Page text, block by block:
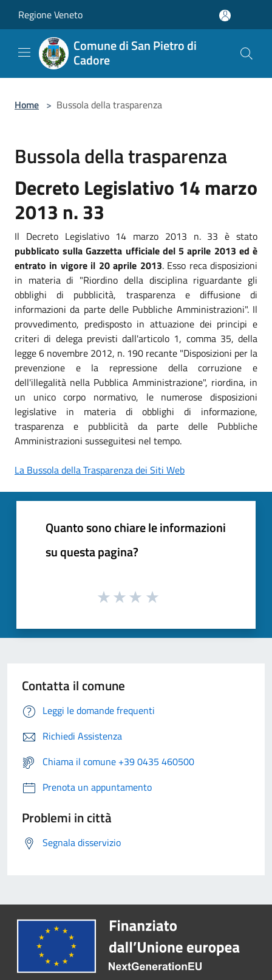
Regione Veneto
Comune di San Pietro di
Cadore
Home > Bussola della trasparenza
Bussola della trasparenza
Decreto Legislativo 14 marzo
2013 n. 33
Il Decreto Legislativo 14 marzo 2013 n. 33 è stato
pubblicato sulla Gazzetta ufficiale del 5 aprile 2013 ed è
entrato in vigore il 20 aprile 2013. Esso reca disposizioni
in materia di "Riordino della disciplina riguardante gli
obblighi di pubblicità, trasparenza e diffusione di
informazioni da parte delle Pubbliche Amministrazioni". Il
provvedimento, predisposto in attuazione dei principi e
criteri di delega previsti dall'articolo 1, comma 35, della
legge 6 novembre 2012, n. 190 recante "Disposizioni per la
prevenzione e la repressione della corruzione e
dell'illegalità nella Pubblica Amministrazione", riordina, in
un unico corpo normativo, le numerose disposizioni
legislative in materia di obblighi di informazione,
trasparenza e pubblicità da parte delle Pubbliche
Amministrazioni susseguitesi nel tempo.
La Bussola della Trasparenza dei Siti Web
Quanto sono chiare le informazioni
su questa pagina?
Contatta il comune
Leggi le domande frequenti
Richiedi Assistenza
Chiama il comune +39 0435 460500
Prenota un appuntamento
Problemi in città
Segnala disservizio